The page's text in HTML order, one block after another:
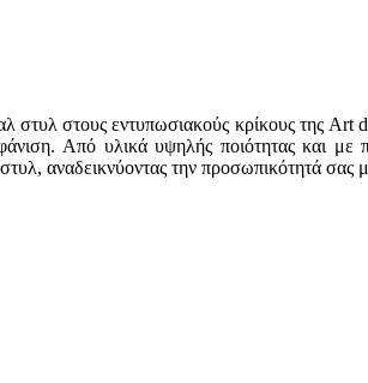
στους εντυπωσιακούς κρίκους της Art
Από υλικά υψηλής ποιότητας και
αναδεικνύοντας την προσωπικότητά σας